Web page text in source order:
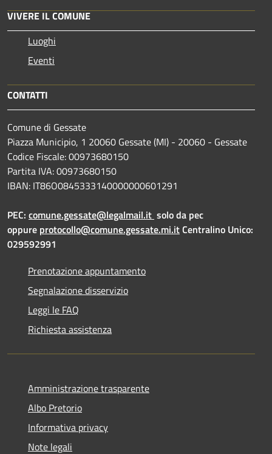
VIVERE IL COMUNE
Luoghi
Eventi
CONTATTI
Comune di Gessate
Piazza Municipio, 1 20060 Gessate (MI) - 20060 - Gessate
Codice Fiscale: 00973680150
Partita IVA: 00973680150
IBAN: IT86O0845333140000000601291
PEC: comune.gessate@legalmail.it solo da pec
oppure protocollo@comune.gessate.mi.itCentralino Unico:
029592991
Prenotazione appuntamento
Segnalazione disservizio
Leggi le FAQ
Richiesta assistenza
Amministrazione trasparente
Albo Pretorio
Informativa privacy
Note legali